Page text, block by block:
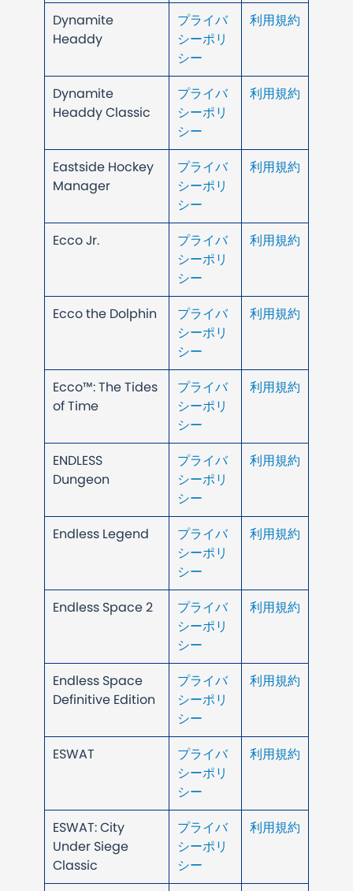
Dynamite
Headdy
プライバ
シーポリ
シー
利用規約
Dynamite
Headdy Classic
プライバ
シーポリ
シー
利用規約
Eastside Hockey
Manager
プライバ
シーポリ
シー
利用規約
Ecco Jr.
プライバ
シーポリ
シー
利用規約
Ecco the Dolphin
プライバ
シーポリ
シー
利用規約
Ecco™: The Tides
of Time
プライバ
シーポリ
シー
利用規約
ENDLESS
Dungeon
プライバ
シーポリ
シー
利用規約
Endless Legend
プライバ
シーポリ
シー
利用規約
Endless Space 2
プライバ
シーポリ
シー
利用規約
Endless Space
Definitive Edition
プライバ
シーポリ
シー
利用規約
ESWAT
プライバ
シーポリ
シー
利用規約
ESWAT: City
Under Siege
Classic
プライバ
シーポリ
シー
利用規約